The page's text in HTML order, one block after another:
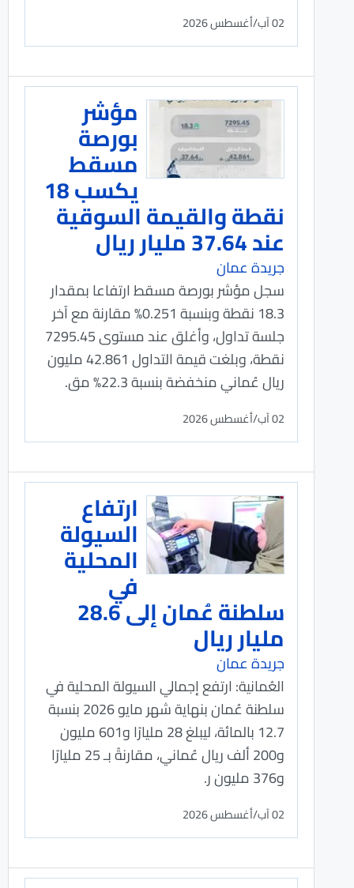
02 آب/أغسطس 2026
مؤشر
بورصة
مسقط
يكسب 18
نقطة والقيمة السوقية
عند 37.64 مليار ريال
جريدة عمان
سجل مؤشر بورصة مسقط ارتفاعا بمقدار
18.3 نقطة وبنسبة 0.251% مقارنة مع آخر
جلسة تداول، وأغلق عند مستوى 7295.45
نقطة، وبلغت قيمة التداول 42.861 مليون
ريال عُماني منخفضة بنسبة 22.3% مق.
02 آب/أغسطس 2026
ارتفاع
السيولة
المحلية
في
سلطنة عُمان إلى 28.6
مليار ريال
جريدة عمان
العُمانية: ارتفع إجمالي السيولة المحلية في
سلطنة عُمان بنهاية شهر مايو 2026 بنسبة
12.7 بالمائة، ليبلغ 28 مليارًا و601 مليون
و200 ألف ريال عُماني، مقارنةً بـ 25 مليارًا
و376 مليون ر.
02 آب/أغسطس 2026